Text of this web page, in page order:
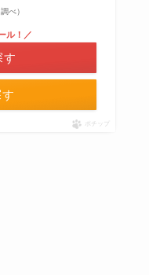
べ）
ル！／
す
ポチップ